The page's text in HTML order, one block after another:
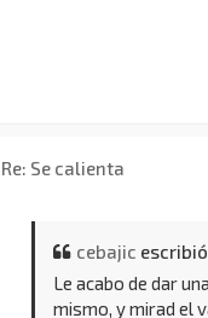
Re: Se calienta
cebajic
Le acabo de dar
mismo, y mirad el